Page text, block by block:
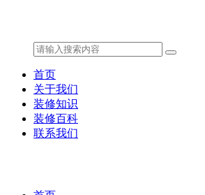
首页
关于我们
装修知识
装修百科
联系我们